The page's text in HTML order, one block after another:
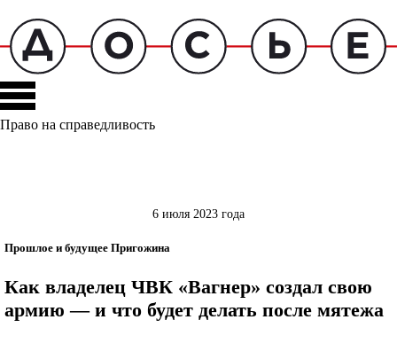
Право на справедливость
6 июля 2023 года
Прошлое и будущее Пригожина
Как владелец ЧВК «Вагнер» создал свою
армию — и что будет делать после мятежа